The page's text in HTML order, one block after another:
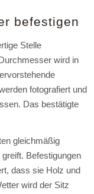
befestigen
Stelle
wird in
fotografiert und
Das bestätigte
gleichmäßig
Befestigungen
dass sie Holz und
wird der Sitz